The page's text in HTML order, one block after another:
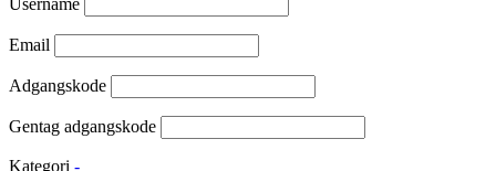
Username
Email
Adgangskode
Gentag adgangskode
Kategori -